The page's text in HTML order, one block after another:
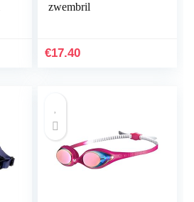
zwembril
€17.40